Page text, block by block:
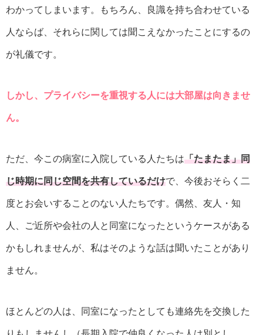
わかってしまいます。もちろん、良識を持ち合わせている
人ならば、それらに関しては聞こえなかったことにするの
が礼儀です。
しかし、プライバシーを重視する人には大部屋は向きませ
ん。
ただ、今この病室に入院している人たちは「たまたま」同
じ時期に同じ空間を共有しているだけで、今後おそらく二
度とお会いすることのない人たちです。偶然、友人・知
人、ご近所や会社の人と同室になったというケースがある
かもしれませんが、私はそのような話は聞いたことがあり
ません。
ほとんどの人は、同室になったとしても連絡先を交換した